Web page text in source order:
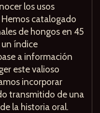
los usos
catalogado
de hongos en 45
índice
a información
este valioso
incorporar
transmitido de una
la historia oral.